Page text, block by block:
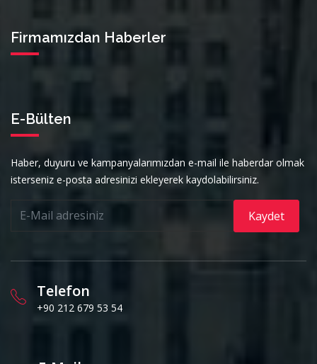
Firmamızdan Haberler
E-Bülten
Haber, duyuru ve kampanyalarımızdan e-mail ile haberdar olmak
isterseniz e-posta adresinizi ekleyerek kaydolabilirsiniz.
Kaydet
Telefon
+90 212 679 53 54